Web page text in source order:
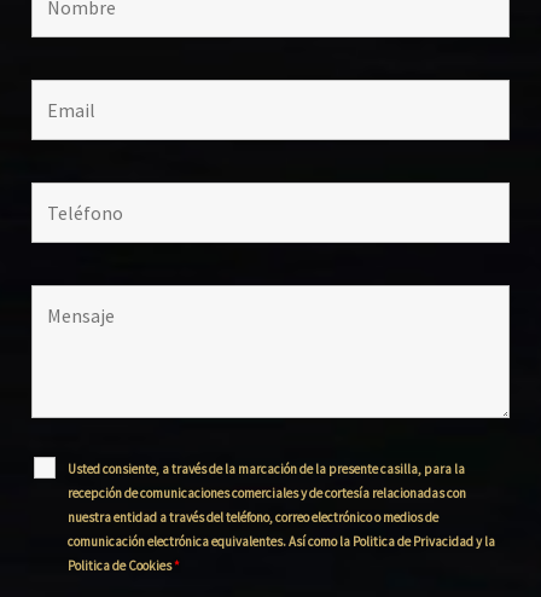
Usted consiente, a través de la marcación de la presente casilla, para la
recepción de comunicaciones comerciales y de cortesía relacionadas con
nuestra entidad a través del teléfono, correo electrónico o medios de
comunicación electrónica equivalentes. Así como la Politica de Privacidad y la
Politica de Cookies*